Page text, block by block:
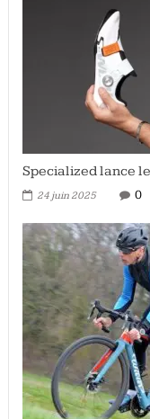
Specialized lance
24 juin 2025 0